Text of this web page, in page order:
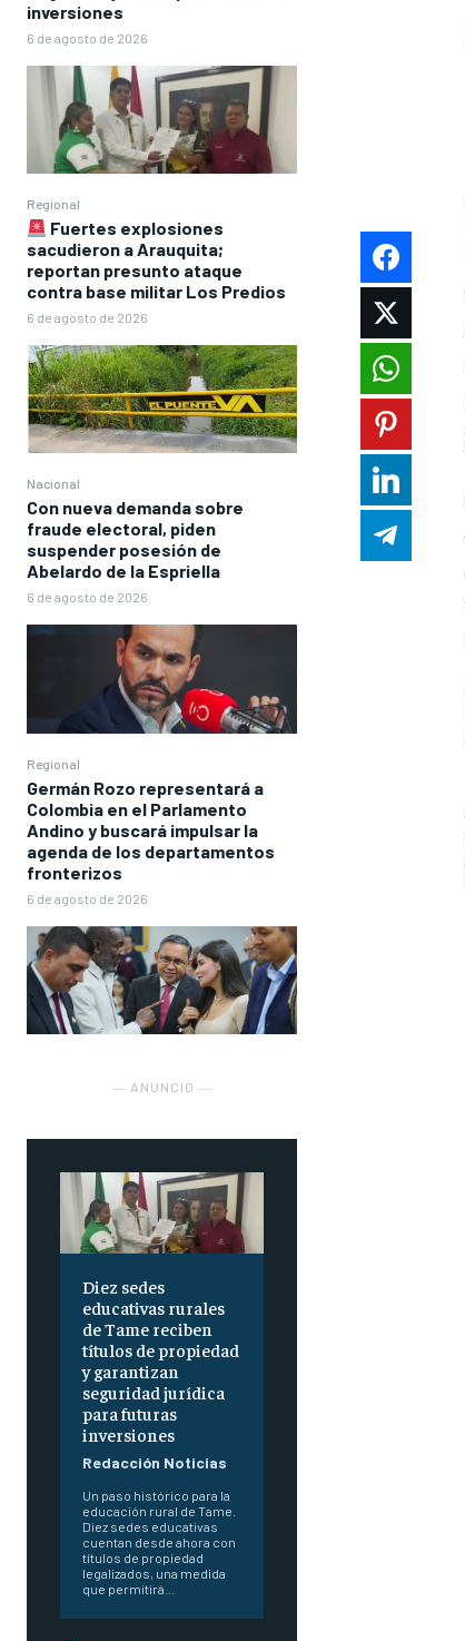
inversiones
6 de agosto de 2026
Regional
Fuertes explosiones
sacudieron a Arauquita;
reportan presunto ataque
contra base militar Los Predios
6 de agosto de 2026
Nacional
Con nueva demanda sobre
fraude electoral, piden
suspender posesión de
Abelardo de la Espriella
6 de agosto de 2026
Regional
Germán Rozo representará a
Colombia en el Parlamento
Andino y buscará impulsar la
agenda de los departamentos
fronterizos
6 de agosto de 2026
― ANUNCIO ―
Diez sedes
educativas rurales
de Tame reciben
títulos de propiedad
y garantizan
seguridad jurídica
para futuras
inversiones
Redacción Noticias
Un paso histórico para la
educación rural de Tame.
Diez sedes educativas
cuentan desde ahora con
títulos de propiedad
legalizados, una medida
que permitirá...